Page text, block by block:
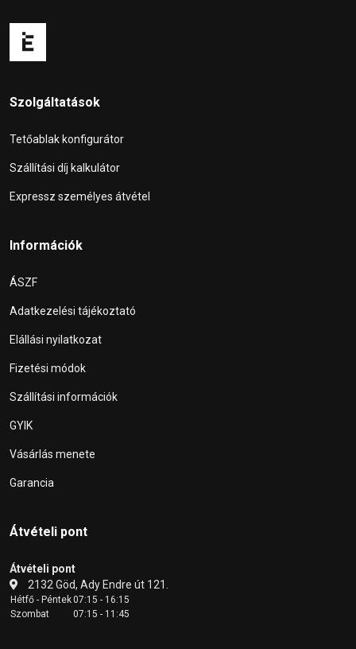
Szolgáltatások
Tetőablak konfigurátor
Szállítási díj kalkulátor
Expressz személyes átvétel
Információk
ÁSZF
Adatkezelési tájékoztató
Elállási nyilatkozat
Fizetési módok
Szállítási információk
GYIK
Vásárlás menete
Garancia
Átvételi pont
Átvételi pont
2132 Göd, Ady Endre út 121.
Hétfő - Péntek07:15 - 16:15
Szombat
07:15 - 11:45